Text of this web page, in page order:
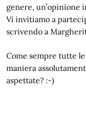
genere, un’opinione
Vi invitiamo a
scrivendo a
Come sempre tutte
maniera
aspettate? :-)